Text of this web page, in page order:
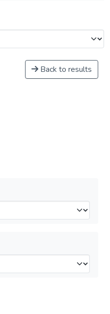
Back to results